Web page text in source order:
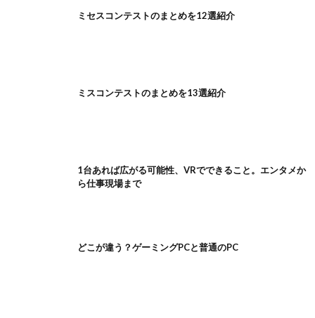
ミセスコンテストのまとめを12選紹介
ミスコンテストのまとめを13選紹介
1台あれば広がる可能性、VRでできること。エンタメか
ら仕事現場まで
どこが違う？ゲーミングPCと普通のPC